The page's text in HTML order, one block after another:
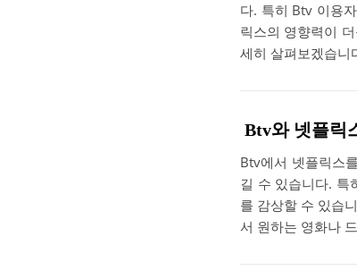
다. 특히 Btv 이용
릭스의 영향력이
세히 살펴보겠습니
Btv와 넷플릭
Btv에서 넷플릭스
길 수 있습니다. 특
를 감상할 수 있습
서 원하는 영화나